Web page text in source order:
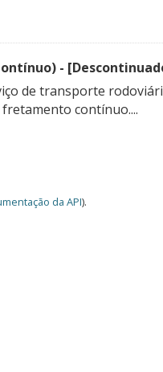
-
de transporte
contínuo....
da API).